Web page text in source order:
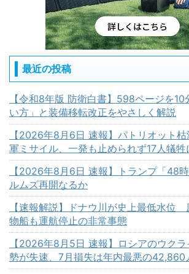
最近の投稿
【令和8年版 防衛白書】598ページを
い方」と装備移転改正をやさしく解説
【2026年8月6日 速報】パトリオット
軍ミサイル、一発も止められず17人犠牲
【2026年8月6日 速報】トランプ「48
ルムズ再開なるか
【速報解説】ドナウ川が史上最低水位
物船も運航停止の非常事態
【2026年8月5日 速報】ロシアのウク
勢が失速、7月損失は年内最悪の42,860